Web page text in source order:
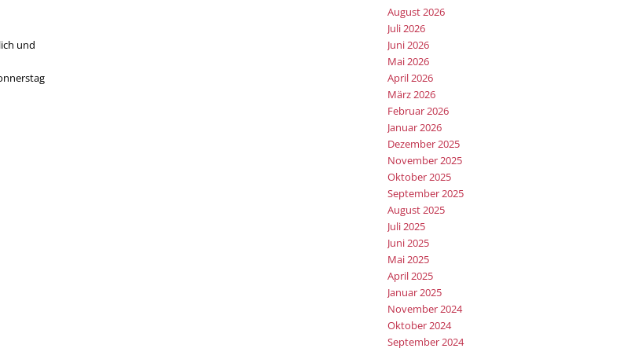
und
August 2026
Juli 2026
Juni 2026
Mai 2026
April 2026
März 2026
Februar 2026
Januar 2026
Dezember 2025
November 2025
Oktober 2025
September 2025
August 2025
Juli 2025
Juni 2025
Mai 2025
April 2025
Januar 2025
November 2024
Oktober 2024
September 2024